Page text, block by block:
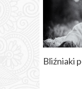
Bliźniaki